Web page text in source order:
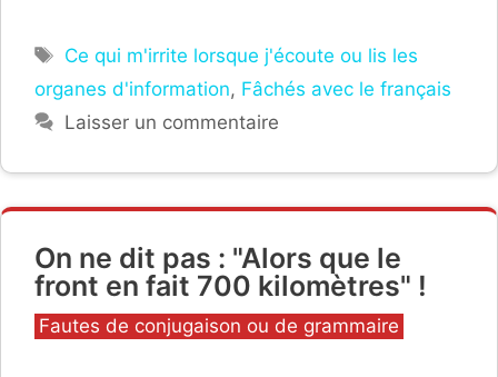
Étiquettes
Ce qui m'irrite lorsque j'écoute ou lis les
organes d'information, Fâchés avec le français
Laisser un commentaire
On ne dit pas : "Alors que le
front en fait 700 kilomètres" !
Catégories
Fautes de conjugaison ou de grammaire